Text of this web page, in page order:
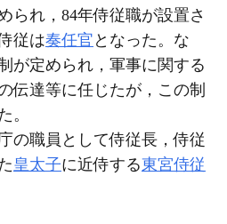
られ，84年侍従職が設置さ
従は奏任官 となった。な
が定められ，軍事に関する
伝達等に任じたが，この制
。
の職員として侍従長，侍従
皇太子に近侍する東宮侍従